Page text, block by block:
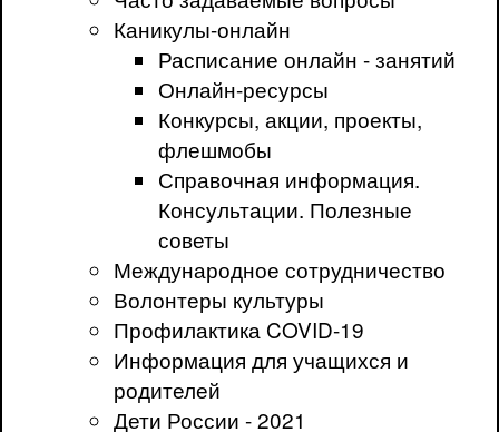
Каникулы-онлайн
Расписание онлайн - занятий
Онлайн-ресурсы
Конкурсы, акции, проекты,
флешмобы
Справочная информация.
Консультации. Полезные
советы
Международное сотрудничество
Волонтеры культуры
Профилактика COVID-19
Информация для учащихся и
родителей
Дети России - 2021